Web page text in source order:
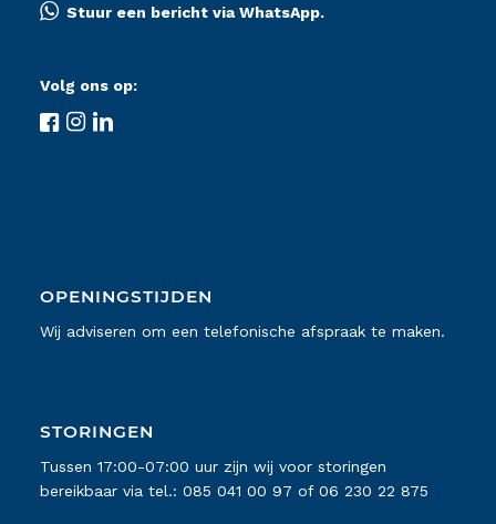
Stuur een bericht via WhatsApp.
Volg ons op:
OPENINGSTIJDEN
Wij adviseren om een telefonische afspraak te maken.
STORINGEN
Tussen 17:00-07:00 uur zijn wij voor storingen
bereikbaar via tel.: 085 041 00 97 of 06 230 22 875